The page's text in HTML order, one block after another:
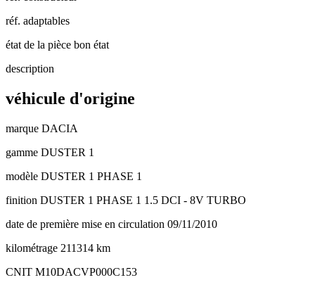
réf. adaptables
état de la pièce bon état
description
véhicule d'origine
marque DACIA
gamme DUSTER 1
modèle DUSTER 1 PHASE 1
finition DUSTER 1 PHASE 1 1.5 DCI - 8V TURBO
date de première mise en circulation 09/11/2010
kilométrage 211314 km
CNIT M10DACVP000C153